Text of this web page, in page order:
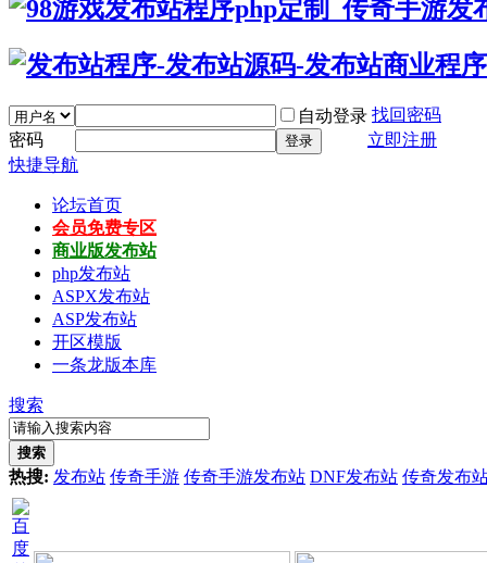
自动登录 找回密码
密码
登录
立即注册
快捷导航
论坛首页
会员免费专区
商业版发布站
php发布站
ASPX发布站
ASP发布站
开区模版
一条龙版本库
搜索
搜索
热搜: 发布站 传奇手游 传奇手游发布站 DNF发布站 传奇发布